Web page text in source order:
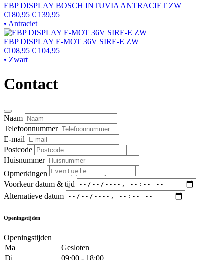
EBP DISPLAY BOSCH INTUVIA ANTRACIET ZW
€180,95 € 139,95
• Antraciet
EBP DISPLAY E-MOT 36V SIRE-E ZW
€108,95 € 104,95
• Zwart
Contact
Naam
Telefoonnummer
E-mail
Postcode
Huisnummer
Opmerkingen
Voorkeur datum & tijd
Alternatieve datum
Openingstijden
Openingstijden
Ma
Gesloten
Di
09:00 - 18:00